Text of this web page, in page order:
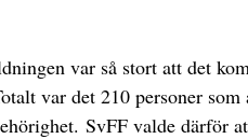
var så stort att det
var det 210 personer
SvFF valde därför